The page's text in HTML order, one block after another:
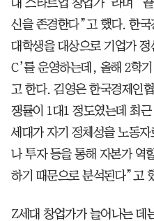
신을 존경한다”고 했다. 한국
대학생을 대상으로 기업가
C’를 운영하는데, 올해 2학
고 한다. 김영은 한국경제인
쟁률이 1대1 정도였는데 최
세대가 자기 정체성을 노동
나 투자 등을 통해 자본가 역
하기 때문으로 분석된다”고
Z세대 창업가가 늘어나는 데